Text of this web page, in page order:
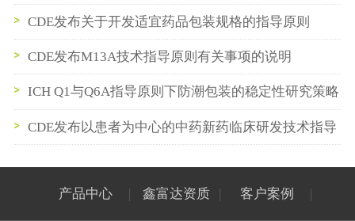
（试行）》
CDE发布关于开发适宜药品包装规格的指导原则
CDE发布M13A技术指导原则有关事项的说明
ICH Q1与Q6A指导原则下防潮包装的稳定性研究策略
CDE发布以患者为中心的中药新药临床研发技术指导
产品中心 | 鑫富达资质 | 客户案例 |